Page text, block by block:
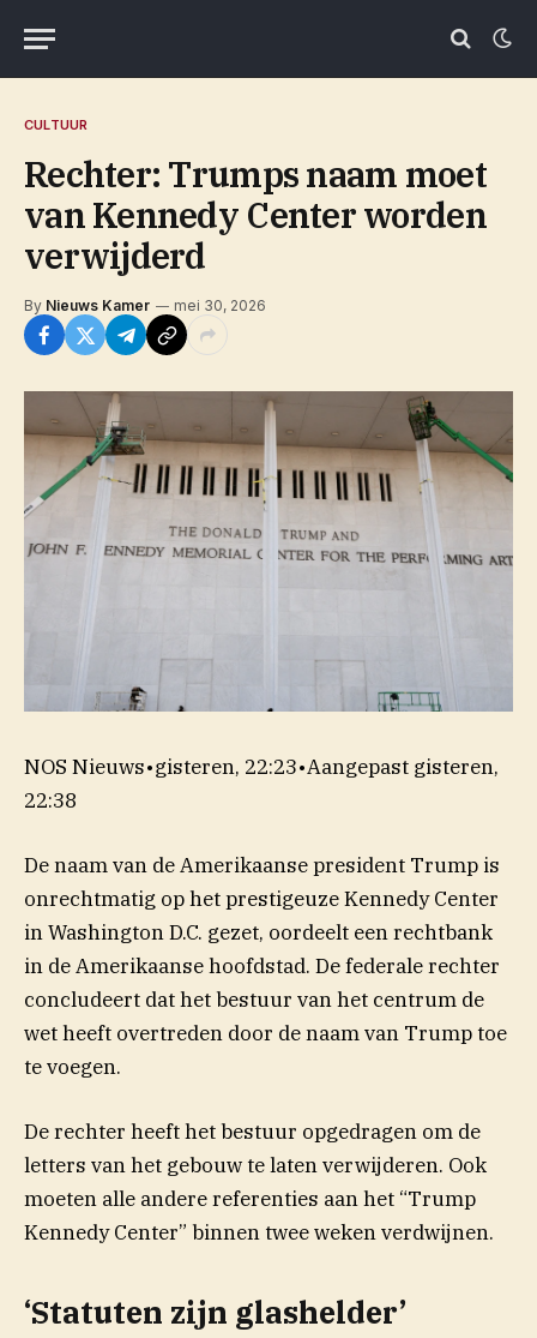
CULTUUR
Rechter: Trumps naam moet
van Kennedy Center worden
verwijderd
By Nieuws Kamer mei 30, 2026
NOS Nieuws•gisteren, 22:23•Aangepast gisteren,
22:38
De naam van de Amerikaanse president Trump is
onrechtmatig op het prestigeuze Kennedy Center
in Washington D.C. gezet, oordeelt een rechtbank
in de Amerikaanse hoofdstad. De federale rechter
concludeert dat het bestuur van het centrum de
wet heeft overtreden door de naam van Trump toe
te voegen.
De rechter heeft het bestuur opgedragen om de
letters van het gebouw te laten verwijderen. Ook
moeten alle andere referenties aan het “Trump
Kennedy Center” binnen twee weken verdwijnen.
‘Statuten zijn glashelder’